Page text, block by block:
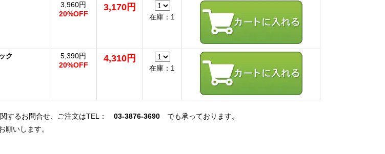
3,960円
20%OFF
3,170円
在庫：1
ク
5,390円
20%OFF
4,310円
在庫：1
するお問合せ、ご注文はTEL： 03-3876-3690 でも承っております。
願いします。